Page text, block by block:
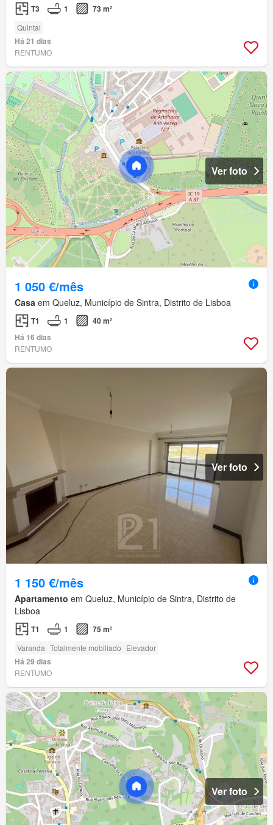
T3 1 73 m²
Quintal
Há 21 dias
RENTUMO
Ver foto
1 050 €/mês
Casa em Queluz, Município de Sintra, Distrito de Lisboa
T1 1
40 m²
Há 16 dias
RENTUMO
Ver foto
1 150 €/mês
Apartamento em Queluz, Município de Sintra, Distrito de
Lisboa
T1 1 75 m²
Varanda Totalmente mobiliado Elevador
Há 29 dias
RENTUMO
Ver foto